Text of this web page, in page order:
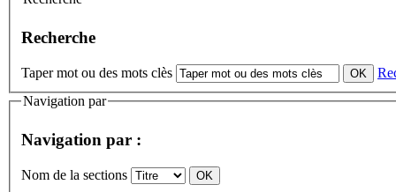
Recherche
Taper mot ou des mots clès
Navigation par
Navigation par :
Nom de la sections